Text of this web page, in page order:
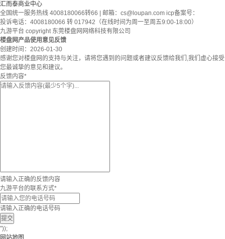
汇而泰商业中心
全国统一服务热线 4008180066转66 | 邮箱： cs@loupan.com icp备案号：
投诉电话：4008180066 转 017942（在线时间为周一至周五9:00-18:00）
九游平台 copyright 东莞楼盘网网络科技有限公司
楼盘网产品使用意见反馈
创建时间： 2026-01-30
感谢您对楼盘网的支持与关注，请将您遇到的问题或者建议反馈给我们,我们虚心接受
您最诚挚的意见和建议。
反馈内容*
请输入正确的反馈内容
九游平台的联系方式*
请输入正确的电话号码
提交
"));
网站地图